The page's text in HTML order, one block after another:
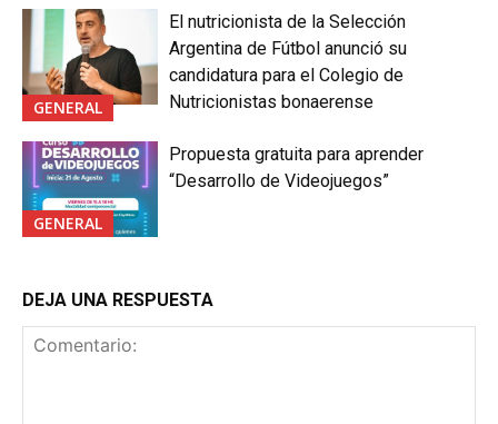
GENERAL
El nutricionista de la Selección
Argentina de Fútbol anunció su
candidatura para el Colegio de
Nutricionistas bonaerense
GENERAL
Propuesta gratuita para aprender
“Desarrollo de Videojuegos”
DEJA UNA RESPUESTA